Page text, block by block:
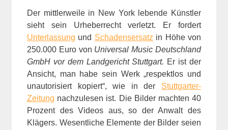
Der mittlerweile in New York lebende Künstler
sieht sein Urheberrecht verletzt. Er fordert
Unterlassung und Schadensersatz in Höhe von
250.000 Euro von Universal Music Deutschland
GmbH vor dem Landgericht Stuttgart. Er ist der
Ansicht, man habe sein Werk „respektlos und
unautorisiert kopiert“, wie in der Stuttgarter-
Zeitung nachzulesen ist. Die Bilder machten 40
Prozent des Videos aus, so der Anwalt des
Klägers. Wesentliche Elemente der Bilder seien